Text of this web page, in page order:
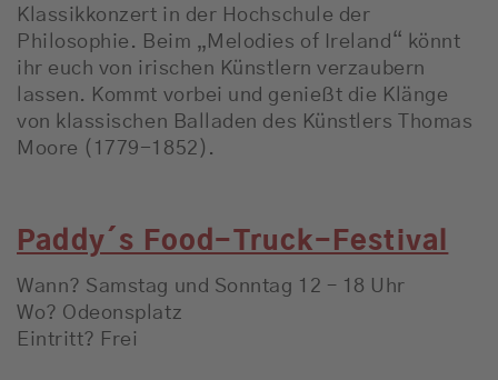
Klassikkonzert in der Hochschule der
Philosophie. Beim „Melodies of Ireland“ könnt
ihr euch von irischen Künstlern verzaubern
lassen. Kommt vorbei und genießt die Klänge
von klassischen Balladen des Künstlers Thomas
Moore (1779-1852).
Paddy´s Food-Truck-Festival
Wann? Samstag und Sonntag 12 – 18 Uhr
Wo? Odeonsplatz
Eintritt? Frei